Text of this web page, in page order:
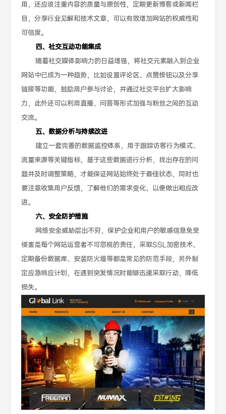
用，还应该注重内容的质量与原创性，定期更新博客或新闻栏
目，分享行业见解和技术文章，可以有效增加网站的权威性和
可信度。
四、社交互动功能集成
随着社交媒体影响力的日益增强，将社交元素融入到企业
网站中已成为一种趋势，比如设置评论区、点赞按钮以及分享
链接等功能，鼓励用户参与讨论，并通过社交平台扩大影响
力，此外还可以利用直播、问答等形式加强与粉丝之间的互动
交流。
五、数据分析与持续改进
建立一套完善的数据监控体系，用于跟踪访客行为模式、
流量来源等关键指标，基于这些数据进行分析，找出存在的问
题并及时调整策略，才能保证网站始终处于最佳状态，同时也
要注意收集用户反馈，了解他们的需求变化，以便做出相应改
进。
六、安全防护措施
网络安全威胁层出不穷，保护企业和用户的敏感信息免受
侵害是每个网站运营者不可忽视的责任，采取SSL加密技术、
定期备份数据库、安装防火墙等都是常见的防范手段，另外制
定应急响应计划，在遇到突发情况时能够迅速采取行动，降低
损失。